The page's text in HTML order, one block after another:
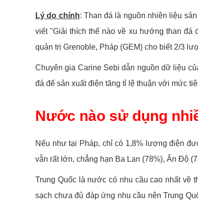
Lý do chính: Than đá là nguồn nhiên liệu
viết "Giải thích thế nào về xu hướng than đá
quản trị Grenoble, Pháp (GEM) cho biết 2/3
Chuyên gia Carine Sebi dẫn nguồn dữ liệu
đá để sản xuất điện tăng tỉ lệ thuận với mức
Nước nào sử dụng
Nếu như tại Pháp, chỉ có 1,8% lượng điện
vẫn rất lớn, chẳng hạn Ba Lan (78%), Ấn Độ
Trung Quốc là nước có nhu cầu cao nhất về
sạch chưa đủ đáp ứng nhu cầu nên Trung